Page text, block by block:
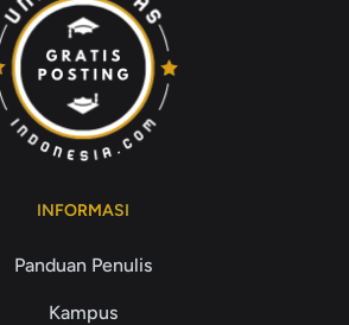
INFORMASI
Panduan Penulis
Kampus